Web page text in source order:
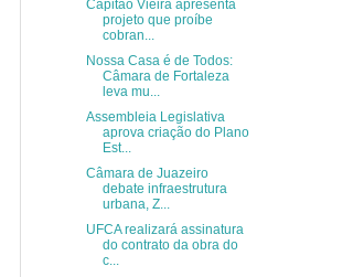
Capitão Vieira apresenta
projeto que proíbe
cobran...
Nossa Casa é de Todos:
Câmara de Fortaleza
leva mu...
Assembleia Legislativa
aprova criação do Plano
Est...
Câmara de Juazeiro
debate infraestrutura
urbana, Z...
UFCA realizará assinatura
do contrato da obra do
c...